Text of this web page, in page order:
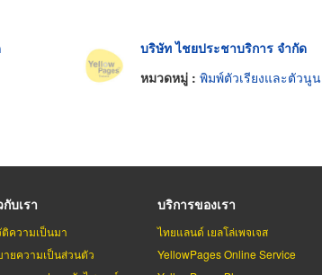
บริษัท ไชยประชาบริการ จำกัด
หมวดหมู่ : พิมพ์ตัวเรียงและตัวนูน
กับเรา
ติความเป็นมา
ายความเป็นส่วนตัว
บริการของเรา
ไทยแลนด์ เยลโล่เพจเจส
YellowPages Online Service